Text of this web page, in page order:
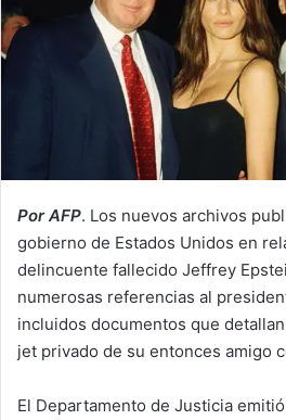
Por AFP. Los nuevos archivos
gobierno de Estados Unidos en
delincuente fallecido Jeffrey
numerosas referencias al
incluidos documentos que
jet privado de su entonces amigo
El Departamento de Justicia